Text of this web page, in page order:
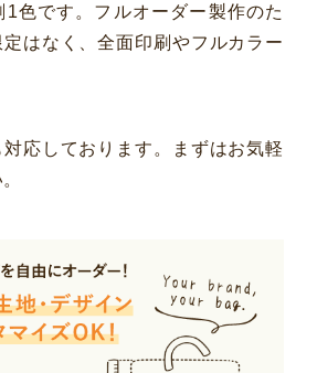
1色です。フルオーダー製作のた
はなく、全面印刷やフルカラー
応しております。まずはお気軽